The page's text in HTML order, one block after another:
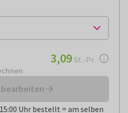
€ 3,09pro Stück
3,09 St.-Pr.
Uhr bestellt = am selben